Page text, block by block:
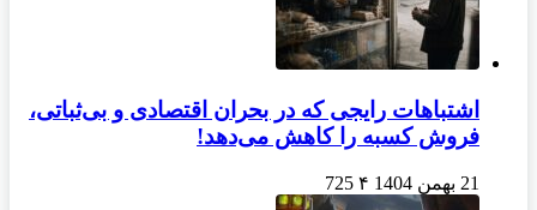
اشتباهات رایجی که در بحران اقتصادی و بی‌ثباتی،
فروش کسبه را کاهش می‌دهد!
21 بهمن 1404 ۴ 725